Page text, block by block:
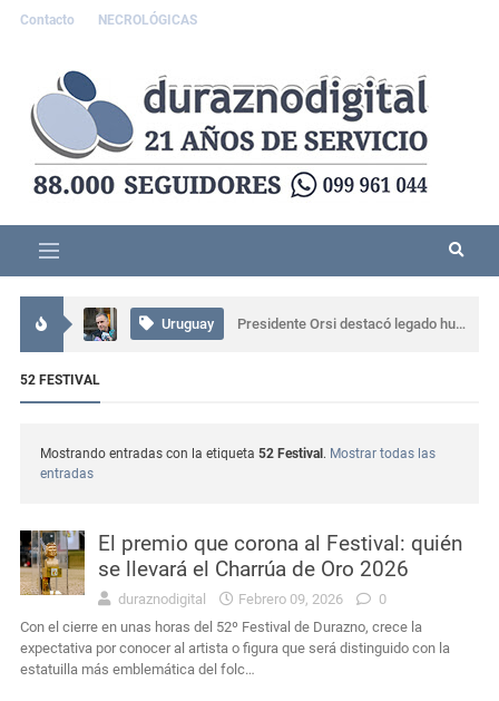
Contacto NECROLÓGICAS
Uruguay Presidente Orsi destacó legado humano y profesional de Gabriel Rossi
Interés General Durazno: murió el conductor que había sufrido un siniestro vial cerca de Carlos Reyles
Interés General
Actualidad
52 FESTIVAL
Mostrando entradas con la etiqueta 52 Festival. Mostrar todas las
entradas
El premio que corona al Festival: quién
se llevará el Charrúa de Oro 2026
duraznodigital Febrero 09, 2026
0
Con el cierre en unas horas del 52º Festival de Durazno, crece la
expectativa por conocer al artista o figura que será distinguido con la
estatuilla más emblemática del folc…